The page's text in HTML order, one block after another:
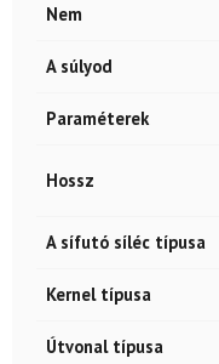
Nem
A súlyod
Paraméterek
Hossz
A sífutó síléc típusa
Kernel típusa
Útvonal típusa